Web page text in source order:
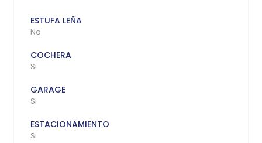
ESTUFA LEÑA
No
COCHERA
Si
GARAGE
Si
ESTACIONAMIENTO
Si